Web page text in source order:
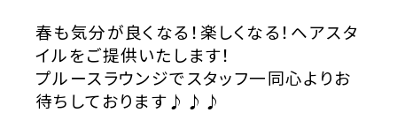
春も気分が良くなる！楽しくなる！ヘアスタ
イルをご提供いたします！
プルースラウンジでスタッフ一同心よりお
待ちしております♪♪♪